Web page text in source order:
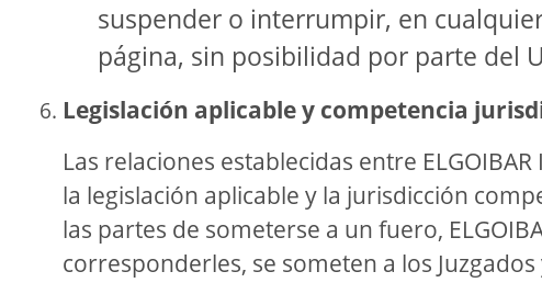
suspender o interrumpir, en
página, sin posibilidad por parte del
Legislación aplicable y competencia
Las relaciones establecidas entre
la legislación aplicable y la jurisdicción
las partes de someterse a un fuero,
corresponderles, se someten a los